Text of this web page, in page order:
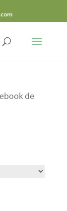
de